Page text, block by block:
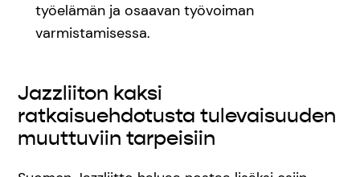
työelämän ja osaavan työvoiman
varmistamisessa.
Jazzliiton kaksi
ratkaisuehdotusta tulevaisuuden
muuttuviin tarpeisiin